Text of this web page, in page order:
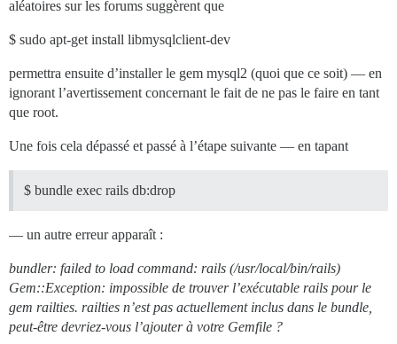
aléatoires sur les forums suggèrent que
$ sudo apt-get install libmysqlclient-dev
permettra ensuite d’installer le gem mysql2 (quoi que ce soit) — en
ignorant l’avertissement concernant le fait de ne pas le faire en tant
que root.
Une fois cela dépassé et passé à l’étape suivante — en tapant
$ bundle exec rails db:drop
— un autre erreur apparaît :
bundler: failed to load command: rails (/usr/local/bin/rails)
Gem::Exception: impossible de trouver l’exécutable rails pour le
gem railties. railties n’est pas actuellement inclus dans le bundle,
peut-être devriez-vous l’ajouter à votre Gemfile ?